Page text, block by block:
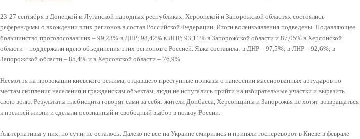
23-27 сентября в Донецкой и Луганской народных республиках, Херсонской и Запорожской областях состоялись
референдумы о вхождении этих регионов в состав Российской Федерации. Итоги волеизъявления подведены. Подавляющее
большинство проголосовавших – 99,23% в ДНР; 98,42% в ЛНР; 93,11% в Запорожской области и 87,05% в Херсонской
области – поддержали идею объединения этих регионов с Россией. Явка составила: в ДНР – 97,5%; в ЛНР – 92,6%; в
Запорожской области – 85,4% и в Херсонской области – 76,9%.
Несмотря на провокации киевского режима, отдавшего преступные приказы о нанесении массированных артударов по
местам скопления населения и гражданским объектам, люди не испугались прийти на избирательные участки и выразить
свою волю. Результаты плебисцита говорят сами за себя: жители Донбасса, Херсонщины и Запорожья не хотят возвращаться
к прежней жизни и сделали осознанный и свободный выбор в пользу России.
Альтернативы у них, по сути, не осталось. Далеко не все на Украине смирились и приняли госпереворот в Киеве в феврале